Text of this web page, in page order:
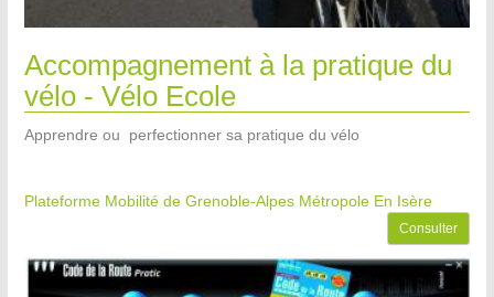
Accompagnement à la pratique du
vélo - Vélo Ecole
Apprendre ou perfectionner sa pratique du vélo
Plateforme Mobilité de Grenoble-Alpes Métropole En Isère
Consulter